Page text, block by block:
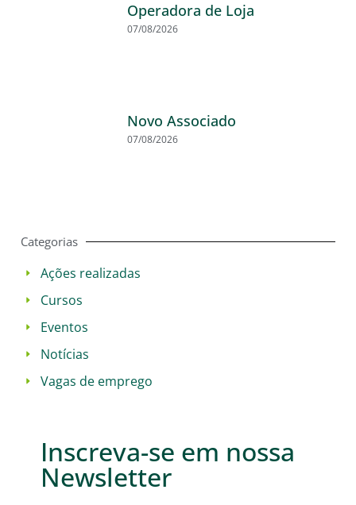
Operadora de Loja
07/08/2026
Novo Associado
07/08/2026
Categorias
Ações realizadas
Cursos
Eventos
Notícias
Vagas de emprego
Inscreva-se em nossa
Newsletter